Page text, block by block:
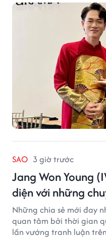
SAO 3 giờ trước
Jang Won Young
diện với những
Những chia sẻ mới đay
quan tâm bởi thời gian
lần vướng tranh luận